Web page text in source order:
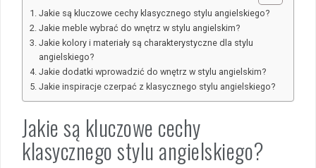
Jakie są kluczowe cechy klasycznego stylu angielskiego?
Jakie meble wybrać do wnętrz w stylu angielskim?
Jakie kolory i materiały są charakterystyczne dla stylu
angielskiego?
Jakie dodatki wprowadzić do wnętrz w stylu angielskim?
Jakie inspiracje czerpać z klasycznego stylu angielskiego?
Jakie są kluczowe cechy
klasycznego stylu angielskiego?